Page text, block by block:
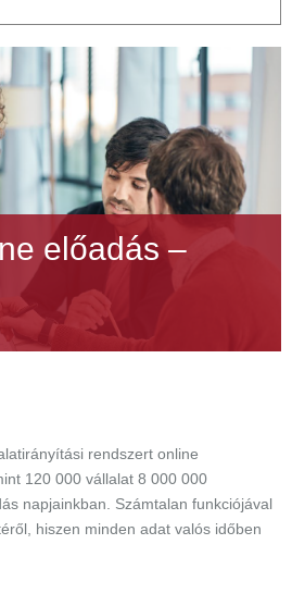
előadás –
rendszert online
120 000 vállalat 8 000 000
napjainkban. Számtalan funkciójával
hiszen minden adat valós időben